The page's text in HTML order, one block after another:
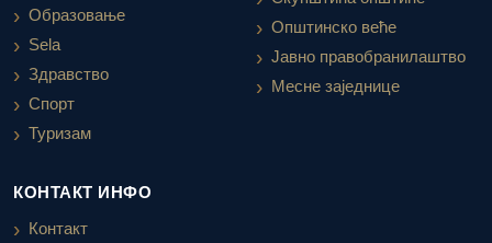
Образовање
Sela
Здравство
Спорт
Туризам
Општинско веће
Јавно правобранилаштво
Месне заједнице
КОНТАКТ ИНФО
Контакт